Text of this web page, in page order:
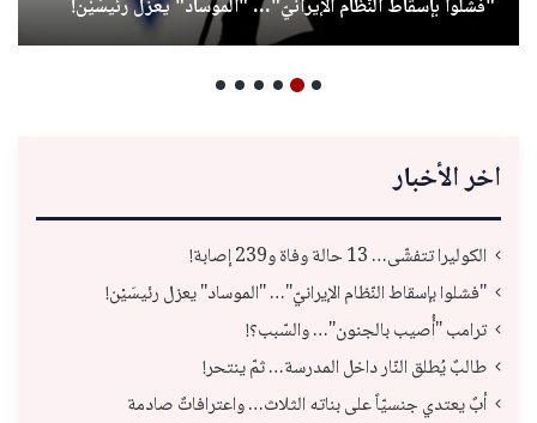
"فشلوا بإسقاط النّظام الإيرانيّ"… "الموساد" يعزل رئيسَيْن!
اخر الأخبار
الكوليرا تتفشّى… 13 حالة وفاة و239 إصابة!
"فشلوا بإسقاط النّظام الإيرانيّ"… "الموساد" يعزل رئيسَيْن!
ترامب "أُصيب بالجنون"… والسّبب؟!
طالبٌ يُطلق النّار داخل المدرسة… ثمّ ينتحر!
أبٌ يعتدي جنسيّاً على بناته الثلاث… واعترافاتٌ صادمة